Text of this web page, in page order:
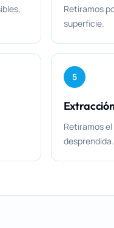
Retiramos
superficie.
5
Retiramos
desprendida.